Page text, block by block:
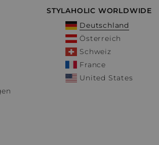
STYLAHOLIC WORLDWIDE
Deutschland
Österreich
Schweiz
France
United States